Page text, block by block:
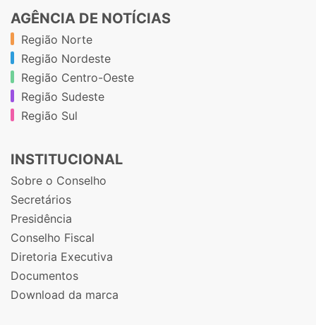
AGÊNCIA DE NOTÍCIAS
Região Norte
Região Nordeste
Região Centro-Oeste
Região Sudeste
Região Sul
INSTITUCIONAL
Sobre o Conselho
Secretários
Presidência
Conselho Fiscal
Diretoria Executiva
Documentos
Download da marca